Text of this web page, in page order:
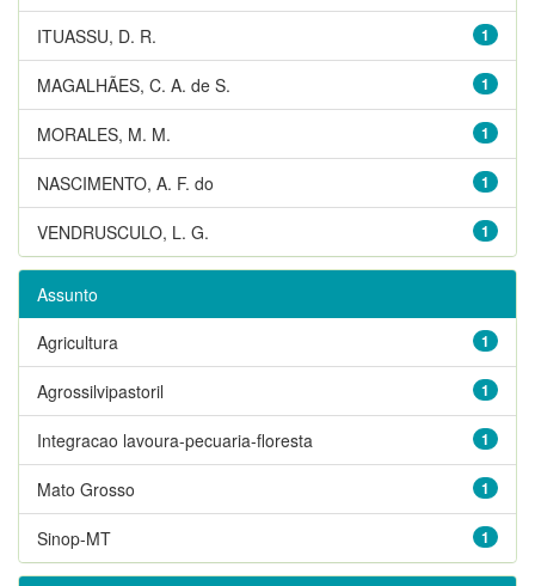
1
ITUASSU, D. R.
1
MAGALHÃES, C. A. de S.
1
MORALES, M. M.
1
NASCIMENTO, A. F. do
1
VENDRUSCULO, L. G.
Assunto
1
Agricultura
1
Agrossilvipastoril
1
Integracao lavoura-pecuaria-floresta
1
Mato Grosso
1
Sinop-MT